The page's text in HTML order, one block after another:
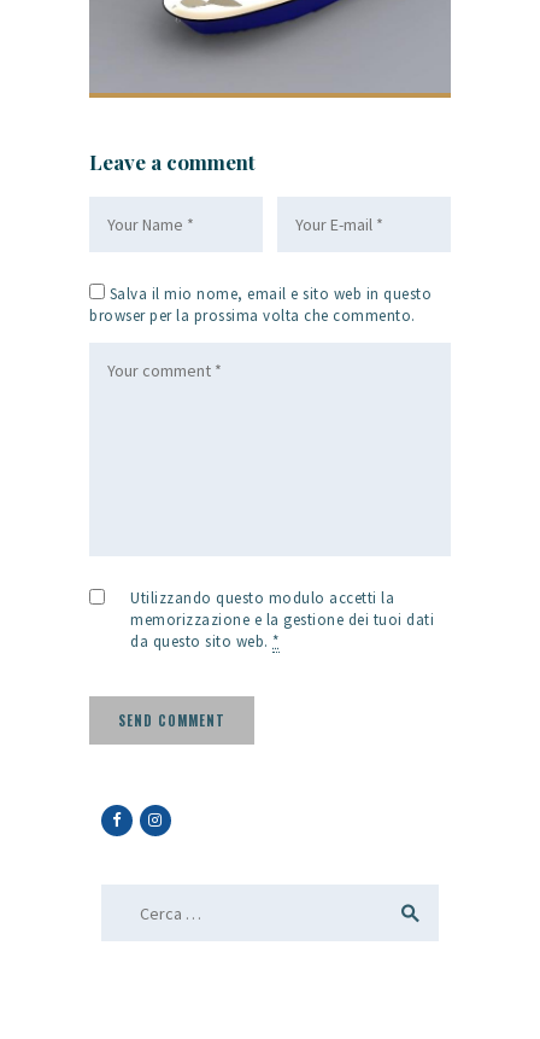
Leave a comment
Salva il mio nome, email e sito web in questo
browser per la prossima volta che commento.
Utilizzando questo modulo accetti la
memorizzazione e la gestione dei tuoi dati
da questo sito web. *